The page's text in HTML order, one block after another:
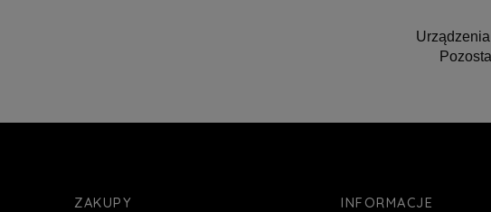
ZAKUPY INFORMACJE